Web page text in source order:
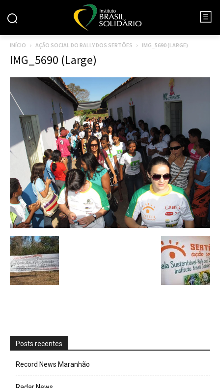
INÍCIO AÇÃO SOCIAL DO RALLY DOS SERTÕES IMG_5690 (LARGE)
IMG_5690 (Large)
Posts recentes
Record News Maranhão